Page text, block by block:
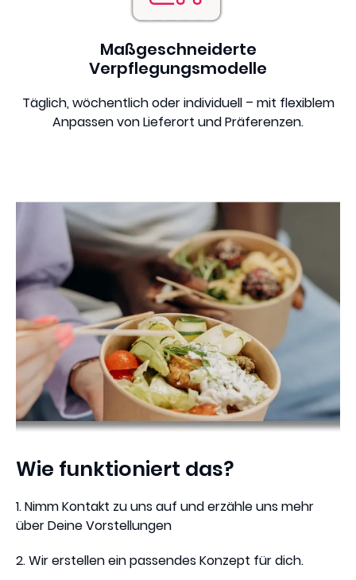
Maßgeschneiderte
Verpflegungsmodelle
Täglich, wöchentlich oder individuell – mit flexiblem
Anpassen von Lieferort und Präferenzen.
Wie funktioniert das?
1. Nimm Kontakt zu uns auf und erzähle uns mehr
über Deine Vorstellungen
2. Wir erstellen ein passendes Konzept für dich.